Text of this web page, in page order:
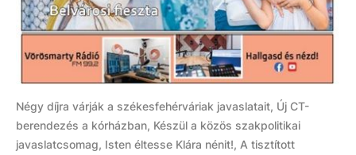
Négy díjra várják a székesfehérváriak javaslatait, Új CT-
berendezés a kórházban, Készül a közös szakpolitikai
javaslatcsomag, Isten éltesse Klára nénit!, A tisztított